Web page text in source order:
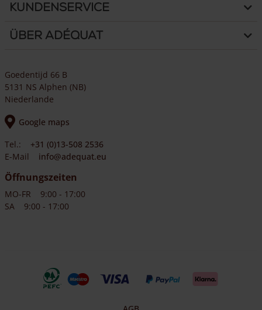
Kundenservice
Über Adéquat
Goedentijd 66 B
5131 NS Alphen (NB)
Niederlande
Google maps
Tel.:
+31 (0)13-508 2536
E-Mail
info@adequat.eu
Öffnungszeiten
MO-FR
9:00 - 17:00
SA
9:00 - 17:00